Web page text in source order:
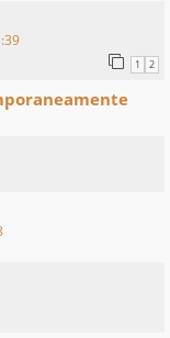
1 2